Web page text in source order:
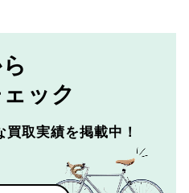
ック
買取実績を掲載中！